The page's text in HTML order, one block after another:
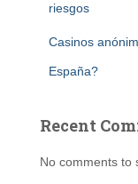
riesgos
Casinos
España?
Recent
No comments to